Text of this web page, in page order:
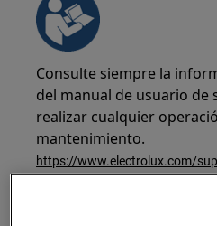
Consulte siempre la
del manual de usuario de
realizar cualquier
mantenimiento.
https://www.electrolux.com/